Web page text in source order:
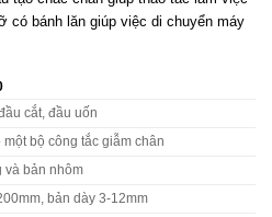
có bánh lăn giúp việc di chuyển máy
cắt, đầu uốn
một bộ công tắc giẫm chân
và bản nhôm
bản dày 3-12mm